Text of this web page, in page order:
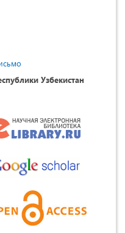
Узбекистан